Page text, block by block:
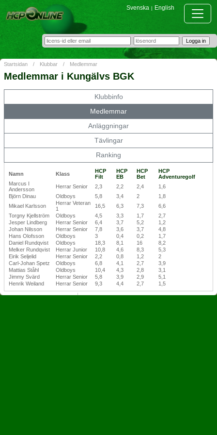
Svenska | English
Startsidan / Klubbar / Medlemmar
Medlemmar i Kungälvs BGK
Klubbinfo
Medlemmar
Anläggningar
Tävlingar
Ranking
Namn Klass
HCP
Filt
HCP
EB
HCP
Bet
HCP
Adventuregolf
Marcus I
Andersson
Herrar Senior 2,3 2,2 2,4
1,6
Björn Dinau
Oldboys 5,8 3,4 2
1,8
Mikael Karlsson
Herrar Veteran
1
16,5 6,3 7,3
6,6
Torgny Kjellström
Oldboys 4,5 3,3 1,7
2,7
Jesper Lindberg
Herrar Senior 6,4 3,7 5,2
1,2
Johan Nilsson
Herrar Senior 7,8 3,6 3,7
4,8
Hans Olofsson
Oldboys 3 0,4 0,2
1,7
Daniel Rundqvist
Oldboys 18,3 8,1 16
8,2
Melker Rundqvist
Herrar Junior 10,8 4,6 8,3
5,3
Eirik Seljelid
Herrar Senior 2,2 0,8 1,2
2
Carl-Johan Spetz
Oldboys 6,8 4,1 2,7
3,9
Mattias Ståhl
Oldboys 10,4 4,3 2,8
3,1
Jimmy Svärd
Herrar Senior 5,8 3,9 2,9
5,1
Henrik Weiland
Herrar Senior 9,3 4,4 2,7 1,5